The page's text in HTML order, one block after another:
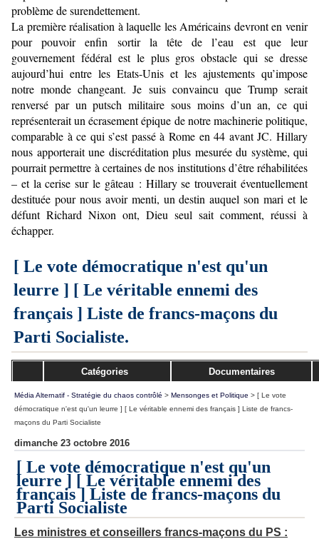
problème de surendettement.
La première réalisation à laquelle les Américains devront en venir
pour pouvoir enfin sortir la tête de l’eau est que leur
gouvernement fédéral est le plus gros obstacle qui se dresse
aujourd’hui entre les Etats-Unis et les ajustements qu’impose
notre monde changeant. Je suis convaincu que Trump serait
renversé par un putsch militaire sous moins d’un an, ce qui
représenterait un écrasement épique de notre machinerie politique,
comparable à ce qui s’est passé à Rome en 44 avant JC. Hillary
nous apporterait une discréditation plus mesurée du système, qui
pourrait permettre à certaines de nos institutions d’être réhabilitées
– et la cerise sur le gâteau : Hillary se trouverait éventuellement
destituée pour nous avoir menti, un destin auquel son mari et le
défunt Richard Nixon ont, Dieu seul sait comment, réussi à
échapper.
[ Le vote démocratique n'est qu'un
leurre ] [ Le véritable ennemi des
français ] Liste de francs-maçons du
Parti Socialiste.
Catégories Documentaires
Média Alternatif - Stratégie du chaos contrôlé > Mensonges et Politique > [ Le vote
démocratique n'est qu'un leurre ] [ Le véritable ennemi des français ] Liste de francs-
maçons du Parti Socialiste
dimanche 23 octobre 2016
[ Le vote démocratique n'est qu'un
leurre ] [ Le véritable ennemi des
français ] Liste de francs-maçons du
Parti Socialiste
Les ministres et conseillers francs-maçons du PS :